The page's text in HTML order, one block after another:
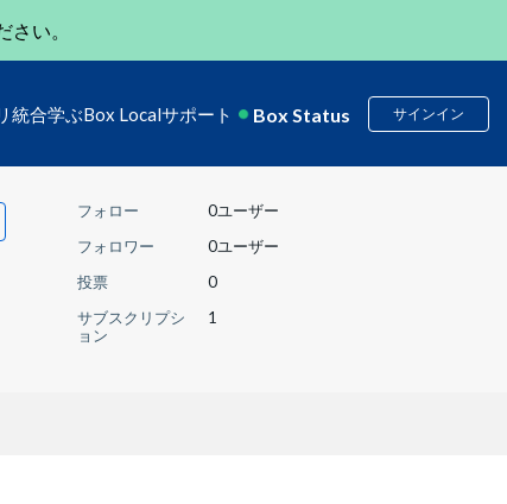
さい。
統合学ぶBox Localサポート Box Status サインイン
フォロー
0ユーザー
フォロワー
0ユーザー
投票
0
サブスクリプシ
ョン
1